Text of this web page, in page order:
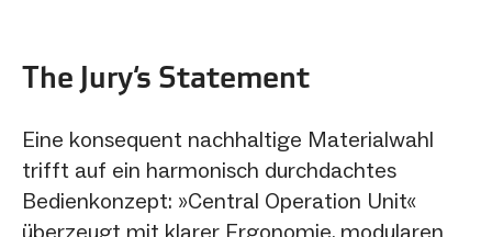
The Jury‘s Statement
Eine konsequent nachhaltige Materialwahl
trifft auf ein harmonisch durchdachtes
Bedienkonzept: »Central Operation Unit«
überzeugt mit klarer Ergonomie, modularen